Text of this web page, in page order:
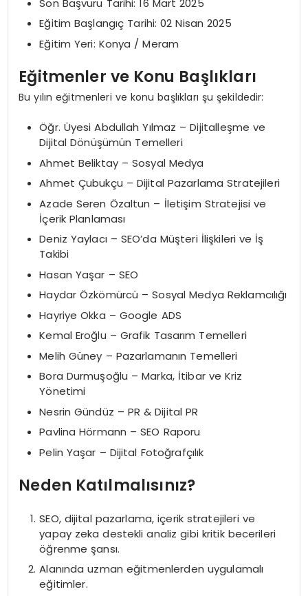
Son Başvuru Tarihi: 16 Mart 2025
Eğitim Başlangıç Tarihi: 02 Nisan 2025
Eğitim Yeri: Konya / Meram
Eğitmenler ve Konu Başlıkları
Bu yılın eğitmenleri ve konu başlıkları şu şekildedir:
Öğr. Üyesi Abdullah Yılmaz – Dijitalleşme ve
Dijital Dönüşümün Temelleri
Ahmet Beliktay – Sosyal Medya
Ahmet Çubukçu – Dijital Pazarlama Stratejileri
Azade Seren Özaltun – İletişim Stratejisi ve
İçerik Planlaması
Deniz Yaylacı – SEO’da Müşteri İlişkileri ve İş
Takibi
Hasan Yaşar – SEO
Haydar Özkömürcü – Sosyal Medya Reklamcılığı
Hayriye Okka – Google ADS
Kemal Eroğlu – Grafik Tasarım Temelleri
Melih Güney – Pazarlamanın Temelleri
Bora Durmuşoğlu – Marka, İtibar ve Kriz
Yönetimi
Nesrin Gündüz – PR & Dijital PR
Pavlina Hörmann – SEO Raporu
Pelin Yaşar – Dijital Fotoğrafçılık
Neden Katılmalısınız?
SEO, dijital pazarlama, içerik stratejileri ve
yapay zeka destekli analiz gibi kritik becerileri
öğrenme şansı.
Alanında uzman eğitmenlerden uygulamalı
eğitimler.